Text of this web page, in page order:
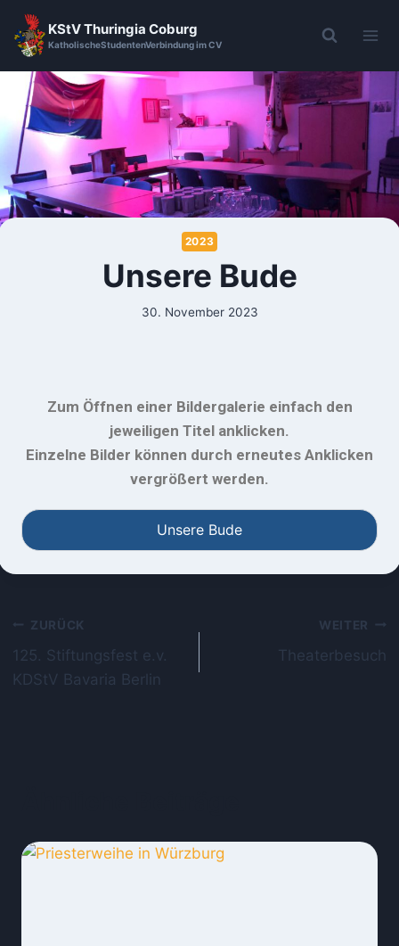
KStV Thuringia Coburg
KatholischeStudentenVerbindung im CV
2023
Unsere Bude
30. November 2023
Zum Öffnen einer Bildergalerie einfach den
jeweiligen Titel anklicken.
Einzelne Bilder können durch erneutes Anklicken
vergrößert werden.
Unsere Bude
ZURÜCK
125. Stiftungsfest e.v.
KDStV Bavaria Berlin
WEITER
Theaterbesuch